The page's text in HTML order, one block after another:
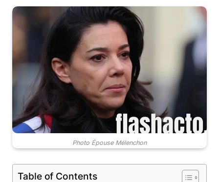
Photo Épouse Mélenchon
Table of Contents